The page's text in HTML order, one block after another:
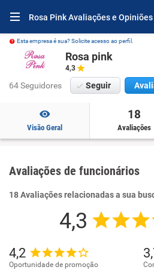
Rosa Pink Avaliações e Opiniões
Esta empresa é sua? Solicite acesso ao perfil.
Rosa pink
4,3
64 Seguidores Seguir
Visão Geral
18
Avaliações
Avaliações de funcionários
18 Avaliações relacionadas a sua
4,3
4,2
Oportunidade de promoção